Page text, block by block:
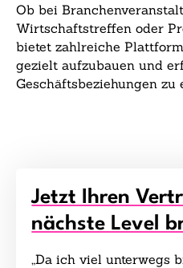
Ob bei
Wirtschaftstreffen oder
bietet zahlreiche
gezielt aufzubauen und
Geschäftsbeziehungen zu
Jetzt Ihren
nächste Level
„Da ich viel unterwegs